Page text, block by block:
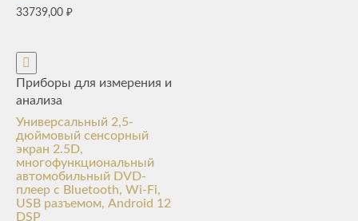
33739,00 ₽
Приборы для измерения и
анализа
Универсальный 2,5-
дюймовый сенсорный
экран 2.5D,
многофункциональный
автомобильный DVD-
плеер с Bluetooth, Wi-Fi,
USB разъемом, Android 12
DSP